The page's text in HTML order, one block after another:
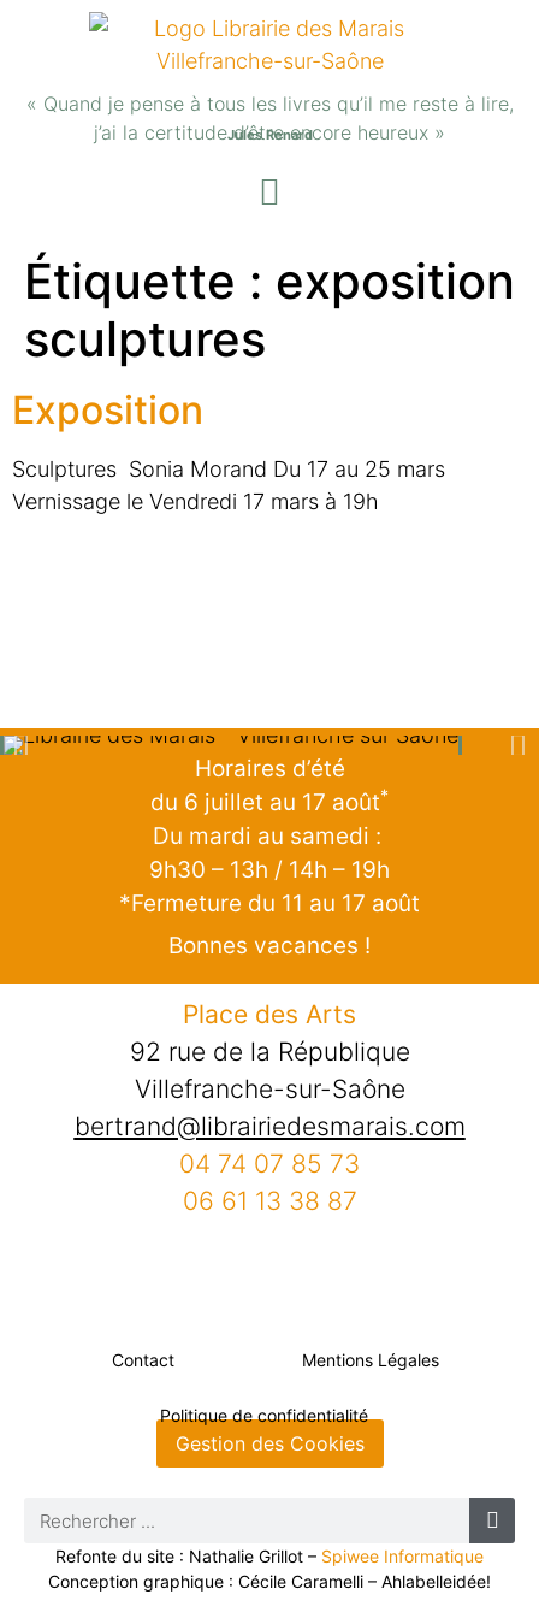
« Quand je pense à tous les livres qu’il me reste à lire,
j’ai la certitude d’être encore heureux »
Jules Renard
Étiquette : exposition
sculptures
Exposition
Sculptures Sonia Morand Du 17 au 25 mars
Vernissage le Vendredi 17 mars à 19h
Horaires d’été
du 6 juillet au 17 août*
Du mardi au samedi :
9h30 – 13h / 14h – 19h
*Fermeture du 11 au 17 août
Bonnes vacances !
Place des Arts
92 rue de la République
Villefranche-sur-Saône
bertrand@librairiedesmarais.com
04 74 07 85 73
06 61 13 38 87
Contact Mentions Légales
Politique de confidentialité
Gestion des Cookies
Refonte du site : Nathalie Grillot – Spiwee Informatique
Conception graphique : Cécile Caramelli – Ahlabelleidée!